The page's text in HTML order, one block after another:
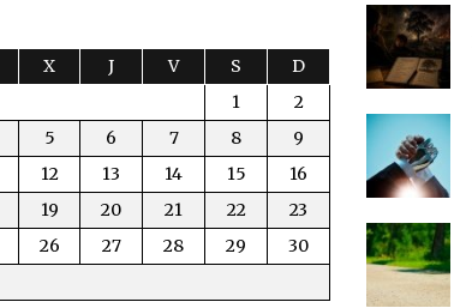
X J V S
D
1
2
5 6 7 8
9
12 13 14 15
16
19 20 21 22
23
26 27 28 29
30